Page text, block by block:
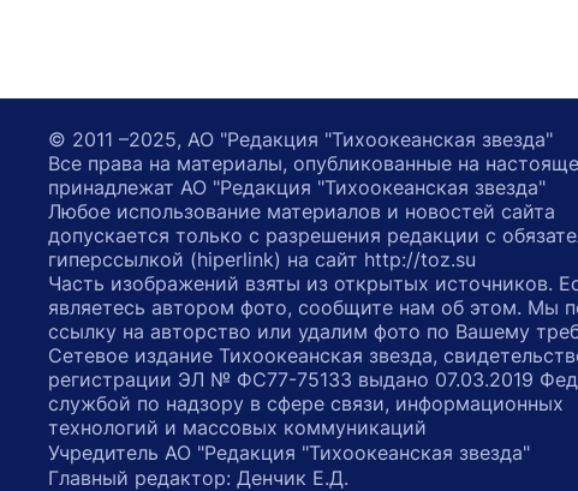
© 2011 –2025, АО "Редакция "Тихоокеанская звезда"
Все права на материалы, опубликованные на
принадлежат АО "Редакция "Тихоокеанская звезда"
Любое использование материалов и новостей сайта
допускается только с разрешения редакции с
гиперссылкой (hiperlink) на сайт http://toz.su
Часть изображений взяты из открытых источников.
являетесь автором фото, сообщите нам об этом. Мы
ссылку на авторство или удалим фото по Вашему
Сетевое издание Тихоокеанская звезда,
регистрации ЭЛ № ФС77-75133 выдано 07.03.2019
службой по надзору в сфере связи, информационных
технологий и массовых коммуникаций
Учредитель АО "Редакция "Тихоокеанская звезда"
Главный редактор: Денчик Е.Д.